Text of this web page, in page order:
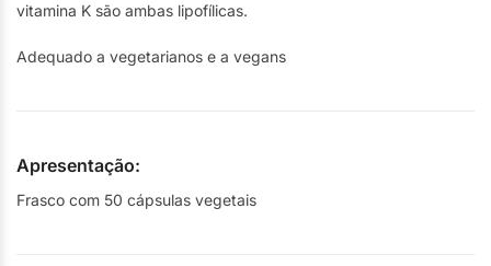
vitamina K são ambas lipofílicas.
Adequado a vegetarianos e a vegans
Apresentação:
Frasco com 50 cápsulas vegetais